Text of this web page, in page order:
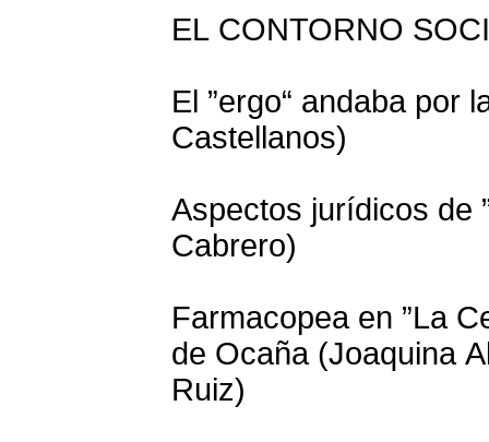
EL CONTORNO
El ”ergo“ andaba por
Castellanos)
Aspectos jurídicos de
Cabrero)
Farmacopea en ”La
de Ocaña (Joaquina
Ruiz)